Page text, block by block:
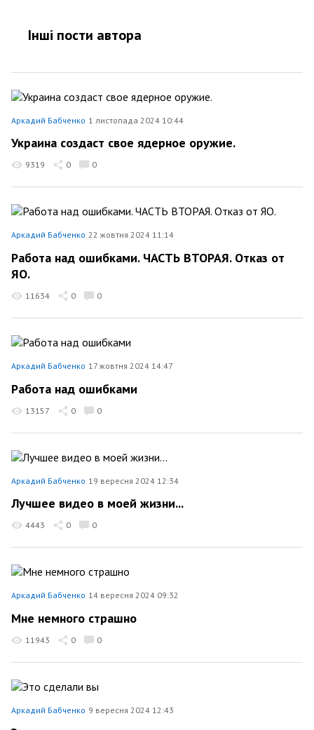
Інші пости автора
Аркадий Бабченко 1 листопада 2024 10:44
Украина создаст свое ядерное оружие.
9319 0 0
Аркадий Бабченко 22 жовтня 2024 11:14
Работа над ошибками. ЧАСТЬ ВТОРАЯ. Отказ от
ЯО.
11634 0 0
Аркадий Бабченко 17 жовтня 2024 14:47
Работа над ошибками
13157 0 0
Аркадий Бабченко 19 вересня 2024 12:34
Лучшее видео в моей жизни...
4443 0 0
Аркадий Бабченко 14 вересня 2024 09:32
Мне немного страшно
11943 0 0
Аркадий Бабченко 9 вересня 2024 12:43